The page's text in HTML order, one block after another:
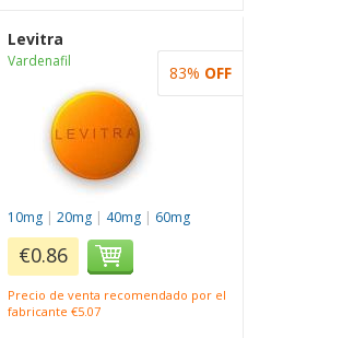
Levitra
Vardenafil
10mg |20mg | 40mg | 60mg
€0.86
Precio de venta recomendado por el
fabricante €5.07
83% OFF